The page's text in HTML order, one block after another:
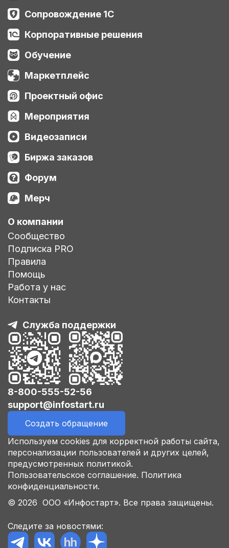
Сопровождение 1С
Корпоративные решения
Обучение
Маркетплейс
Проектный офис
Мероприятия
Видеозаписи
Биржа заказов
Форум
Мерч
О компании
Сообщество
Подписка PRO
Правила
Помощь
Работа у нас
Контакты
Служба поддержки
8-800-555-52-56
support@infostart.ru
Создать обращение
Используем cookies для корректной работы сайта,
персонализации пользователей и других целей,
предусмотренных политикой.
Пользовательское соглашение. Политика
конфиденциальности.
© 2026 ООО «Инфостарт». Все права защищены.
Следите за новостями: